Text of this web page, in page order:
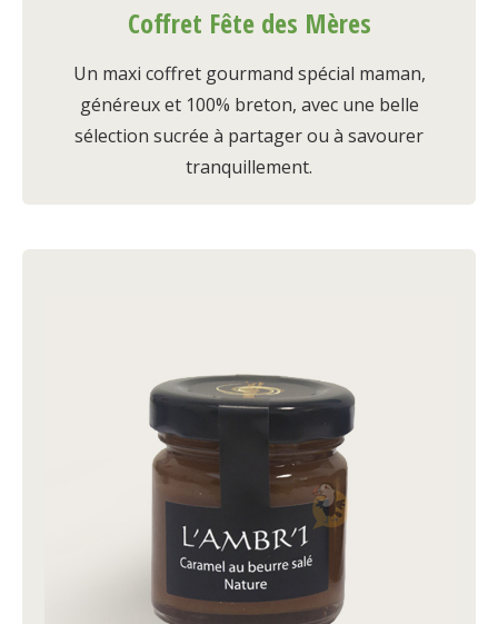
Coffret Fête des Mères
Un maxi coffret gourmand spécial maman,
généreux et 100% breton, avec une belle
sélection sucrée à partager ou à savourer
tranquillement.